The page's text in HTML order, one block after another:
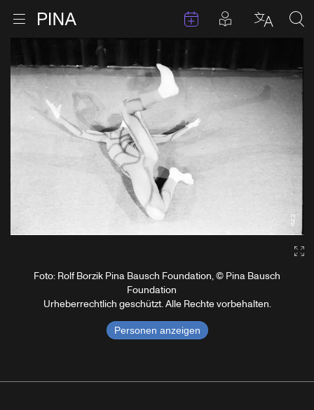
Zum Inhalt springen
Menu öffnen TermineBeiträge in
Foto: Rolf Borzik Pina Bausch Foundation, © Pina Bausch
Foundation
Urheberrechtlich geschützt. Alle Rechte vorbehalten.
Personen anzeigen